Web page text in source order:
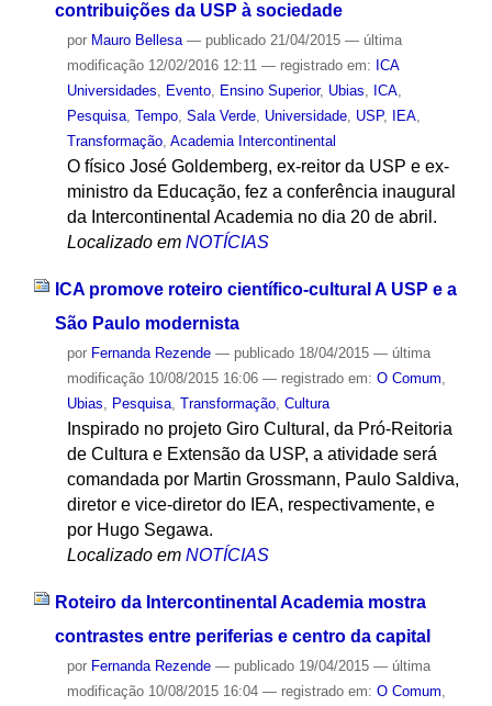
contribuições da USP à sociedade
por Mauro Bellesa — publicado21/04/2015 — última
modificação12/02/2016 12:11 — registrado em: ICA
Universidades, Evento, Ensino Superior, Ubias, ICA,
Pesquisa, Tempo, Sala Verde, Universidade, USP, IEA,
Transformação, Academia Intercontinental
O físico José Goldemberg, ex-reitor da USP e ex-
ministro da Educação, fez a conferência inaugural
da Intercontinental Academia no dia 20 de abril.
Localizado em NOTÍCIAS
ICA promove roteiro científico-cultural A USP e a
São Paulo modernista
por Fernanda Rezende — publicado18/04/2015 — última
modificação10/08/2015 16:06 — registrado em: O Comum,
Ubias, Pesquisa, Transformação, Cultura
Inspirado no projeto Giro Cultural, da Pró-Reitoria
de Cultura e Extensão da USP, a atividade será
comandada por Martin Grossmann, Paulo Saldiva,
diretor e vice-diretor do IEA, respectivamente, e
por Hugo Segawa.
Localizado em NOTÍCIAS
Roteiro da Intercontinental Academia mostra
contrastes entre periferias e centro da capital
por Fernanda Rezende — publicado19/04/2015 — última
modificação10/08/2015 16:04 — registrado em: O Comum